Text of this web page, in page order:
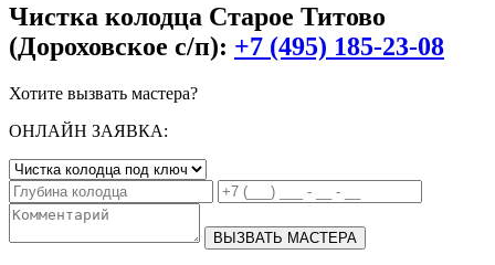
Чистка колодца Старое Титово
(Дороховское с/п): +7 (495) 185-23-08
Хотите вызвать мастера?
ОНЛАЙН ЗАЯВКА:
ВЫЗВАТЬ МАСТЕРА